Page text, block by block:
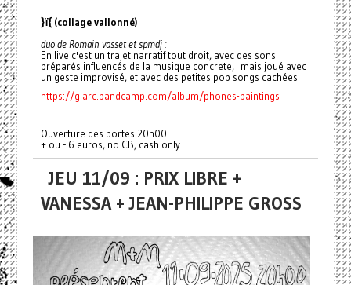
}ï{ (collage vallonné)
duo de Romain vasset et spmdj :
En live c'est un trajet narratif tout droit, avec des sons
préparés influencés de la musique concrete, mais joué avec
un geste improvisé, et avec des petites pop songs cachées
https://glarc.bandcamp.com/album/phones-paintings
Ouverture des portes 20h00
+ ou - 6 euros, no CB, cash only
JEU 11/09 : PRIX LIBRE +
VANESSA + JEAN-PHILIPPE GROSS